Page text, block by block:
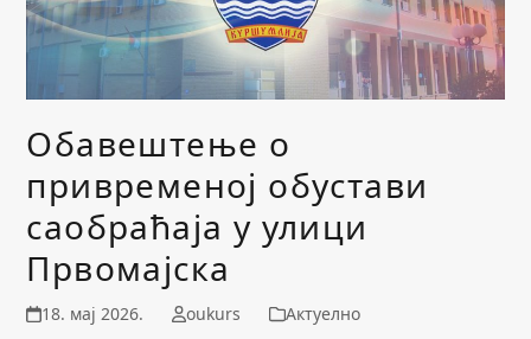
Обавештење о
привременој обустави
саобраћаја у улици
Првомајска
18. мај 2026. oukurs Актуелно